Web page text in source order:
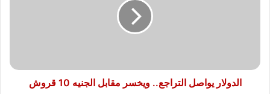
الدولار يواصل التراجع.. ويخسر مقابل الجنيه 10 قروش